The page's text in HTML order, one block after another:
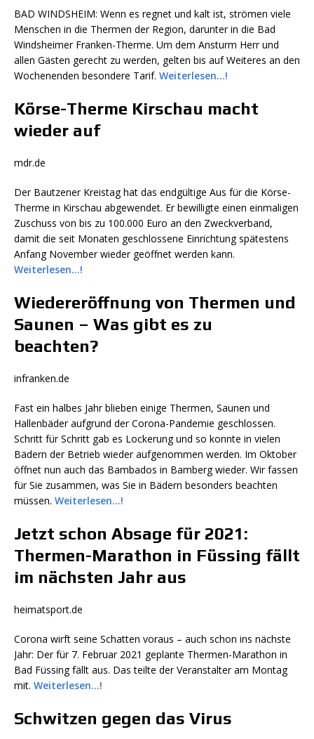
BAD WINDSHEIM: Wenn es regnet und kalt ist, strömen viele
Menschen in die Thermen der Region, darunter in die Bad
Windsheimer Franken-Therme. Um dem Ansturm Herr und
allen Gästen gerecht zu werden, gelten bis auf Weiteres an den
Wochenenden besondere Tarif. Weiterlesen…!
Körse-Therme Kirschau macht
wieder auf
mdr.de
Der Bautzener Kreistag hat das endgültige Aus für die Körse-
Therme in Kirschau abgewendet. Er bewilligte einen einmaligen
Zuschuss von bis zu 100.000 Euro an den Zweckverband,
damit die seit Monaten geschlossene Einrichtung spätestens
Anfang November wieder geöffnet werden kann.
Weiterlesen…!
Wiedereröffnung von Thermen und
Saunen – Was gibt es zu
beachten?
infranken.de
Fast ein halbes Jahr blieben einige Thermen, Saunen und
Hallenbäder aufgrund der Corona-Pandemie geschlossen.
Schritt für Schritt gab es Lockerung und so konnte in vielen
Bädern der Betrieb wieder aufgenommen werden. Im Oktober
öffnet nun auch das Bambados in Bamberg wieder. Wir fassen
für Sie zusammen, was Sie in Bädern besonders beachten
müssen. Weiterlesen…!
Jetzt schon Absage für 2021:
Thermen-Marathon in Füssing fällt
im nächsten Jahr aus
heimatsport.de
Corona wirft seine Schatten voraus – auch schon ins nächste
Jahr: Der für 7. Februar 2021 geplante Thermen-Marathon in
Bad Füssing fällt aus. Das teilte der Veranstalter am Montag
mit. Weiterlesen…!
Schwitzen gegen das Virus